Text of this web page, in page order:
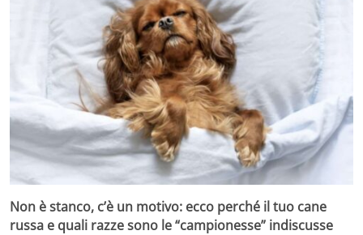
Non è stanco, c’è un motivo: ecco perché il tuo cane
russa e quali razze sono le “campionesse” indiscusse